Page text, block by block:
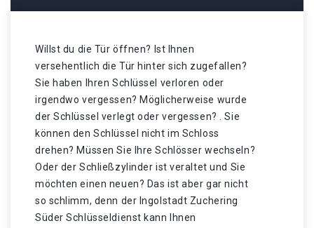
Willst du die Tür öffnen? Ist Ihnen
versehentlich die Tür hinter sich zugefallen?
Sie haben Ihren Schlüssel verloren oder
irgendwo vergessen? Möglicherweise wurde
der Schlüssel verlegt oder vergessen? . Sie
können den Schlüssel nicht im Schloss
drehen? Müssen Sie Ihre Schlösser wechseln?
Oder der Schließzylinder ist veraltet und Sie
möchten einen neuen? Das ist aber gar nicht
so schlimm, denn der Ingolstadt Zuchering
Süder Schlüsseldienst kann Ihnen